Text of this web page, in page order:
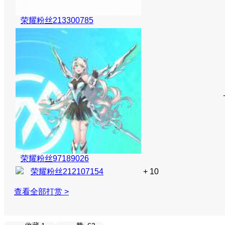
荣耀粉丝213300785
荣耀粉丝97189026
荣耀粉丝212107154 + 10
查看全部打赏 >